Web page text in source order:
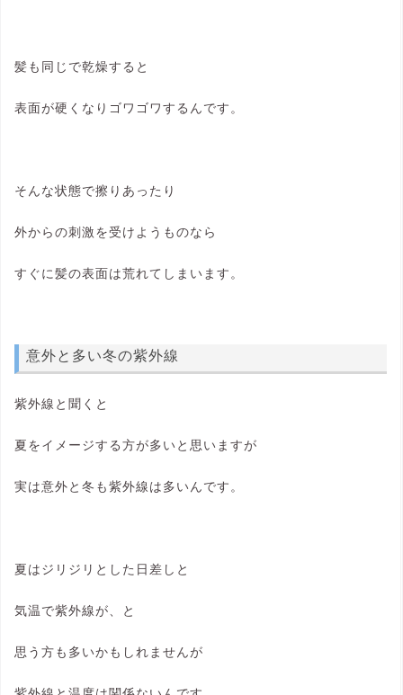
髪も同じで乾燥すると
表面が硬くなりゴワゴワするんです。
そんな状態で擦りあったり
外からの刺激を受けようものなら
すぐに髪の表面は荒れてしまいます。
意外と多い冬の紫外線
紫外線と聞くと
夏をイメージする方が多いと思いますが
実は意外と冬も紫外線は多いんです。
夏はジリジリとした日差しと
気温で紫外線が、と
思う方も多いかもしれませんが